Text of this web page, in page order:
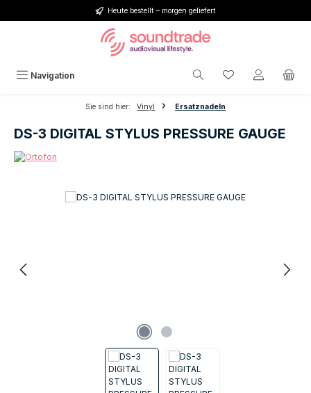
Zum Hauptinhalt springenHeute bestellt – morgen geliefert
Navigation Du hast 0
Sie sind hier: Vinyl Ersatznadeln
DS-3 DIGITAL STYLUS PRESSURE GAUGE
Bildergalerie überspringen